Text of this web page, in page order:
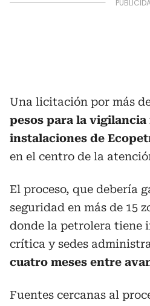
Una licitación por más
pesos para la
instalaciones de
en el centro de la
El proceso, que debería
seguridad en más de 15
donde la petrolera tiene
crítica y sedes
cuatro meses entre
Fuentes cercanas al